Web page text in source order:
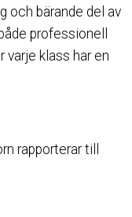
och bärande del av
professionell
varje klass har en
rapporterar till